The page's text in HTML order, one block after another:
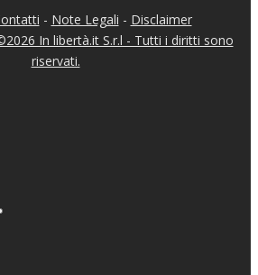
- Note Legali - Disclaimer
In libertà.it S.r.l - Tutti i diritti sono
riservati.